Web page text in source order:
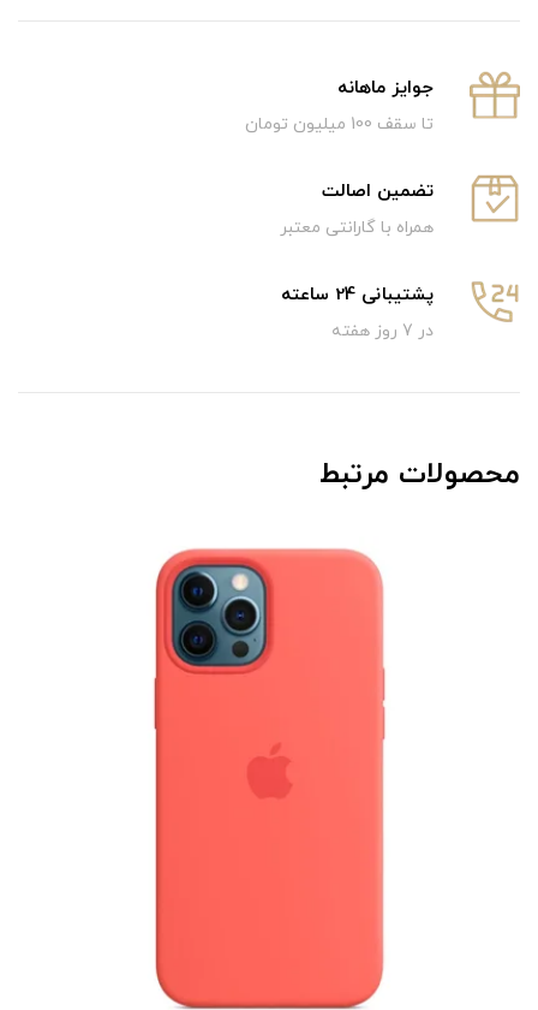
جوایز ماهانه
تا سقف 100 میلیون تومان
تضمین اصالت
همراه با گارانتی معتبر
پشتیبانی 24 ساعته
در 7 روز هفته
محصولات مرتبط